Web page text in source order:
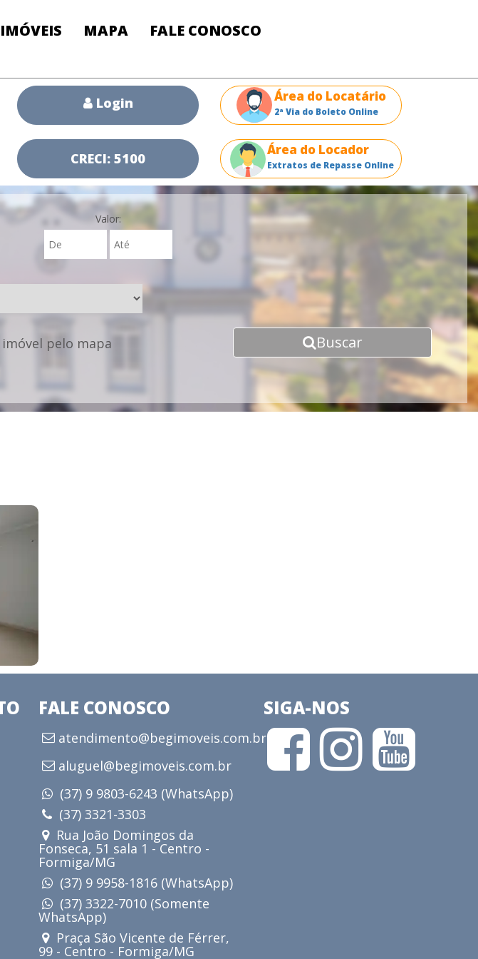
IMÓVEIS MAPA FALE CONOSCO
Login
CRECI: 5100
Área do Locatário
2ª Via do Boleto Online
Área do Locador
Extratos de Repasse Online
Valor:
imóvel pelo mapa Buscar
FALE CONOSCO
atendimento@begimoveis.com.br
aluguel@begimoveis.com.br
(37) 9 9803-6243 (WhatsApp)
(37) 3321-3303
Rua João Domingos da
Fonseca, 51 sala 1 - Centro -
Formiga/MG
(37) 9 9958-1816 (WhatsApp)
(37) 3322-7010 (Somente
WhatsApp)
Praça São Vicente de Férrer,
99 - Centro - Formiga/MG
SIGA-NOS